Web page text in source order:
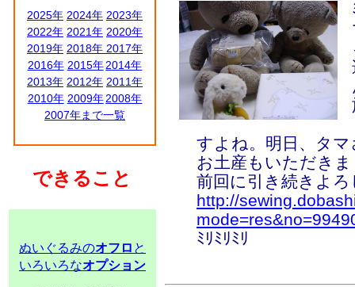
2025年 2024年 2023年
2022年 2021年 2020年
2019年 2018年 2017年
2016年 2015年 2014年
2013年 2012年 2011年
2010年 2009年 2008年
2007年まで一覧
できること
ぬいぐるみのオフロ と
いろいろなオプション
すよね。明日、タ
お土産もいただき
前回に引き続きよ
http://
ﾐﾘﾐﾘﾐﾘ